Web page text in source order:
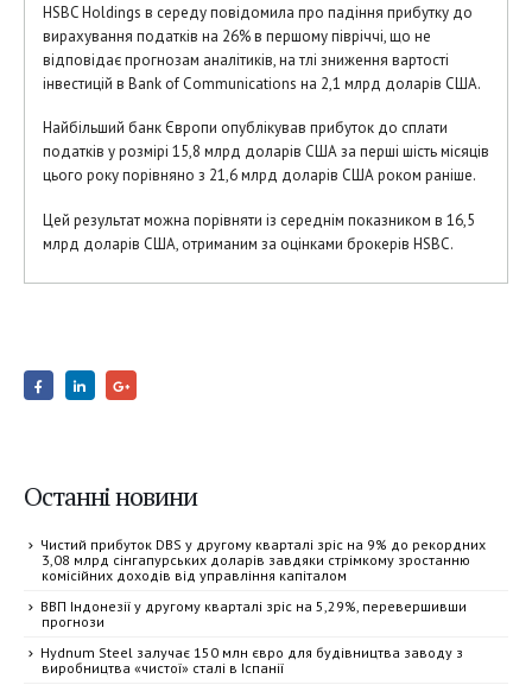
HSBC Holdings в середу повідомила про падіння прибутку до
вирахування податків на 26% в першому півріччі, що не
відповідає прогнозам аналітиків, на тлі зниження вартості
інвестицій в Bank of Communications на 2,1 млрд доларів США.
Найбільший банк Європи опублікував прибуток до сплати
податків у розмірі 15,8 млрд доларів США за перші шість місяців
цього року порівняно з 21,6 млрд доларів США роком раніше.
Цей результат можна порівняти із середнім показником в 16,5
млрд доларів США, отриманим за оцінками брокерів HSBC.
Останні новини
Чистий прибуток DBS у другому кварталі зріс на 9% до рекордних
3,08 млрд сінгапурських доларів завдяки стрімкому зростанню
комісійних доходів від управління капіталом
ВВП Індонезії у другому кварталі зріс на 5,29%, перевершивши
прогнози
Hydnum Steel залучає 150 млн євро для будівництва заводу з
виробництва «чистої» сталі в Іспанії